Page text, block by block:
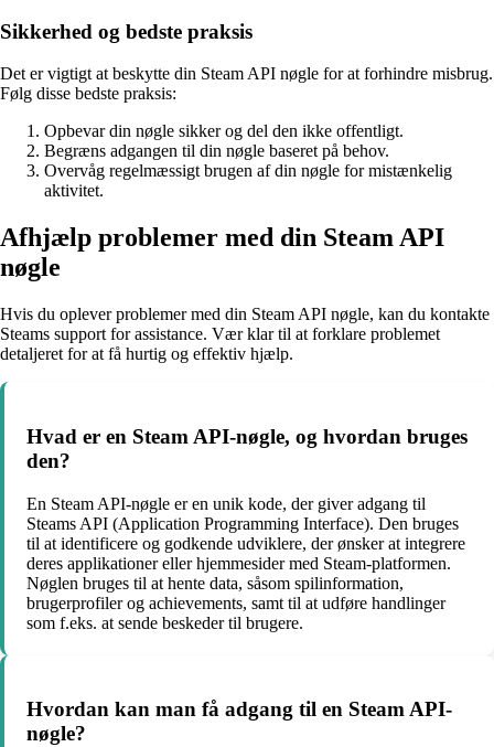
Sikkerhed og bedste praksis
Det er vigtigt at beskytte din Steam API nøgle for at forhindre misbrug.
Følg disse bedste praksis:
Opbevar din nøgle sikker og del den ikke offentligt.
Begræns adgangen til din nøgle baseret på behov.
Overvåg regelmæssigt brugen af din nøgle for mistænkelig
aktivitet.
Afhjælp problemer med din Steam API
nøgle
Hvis du oplever problemer med din Steam API nøgle, kan du kontakte
Steams support for assistance. Vær klar til at forklare problemet
detaljeret for at få hurtig og effektiv hjælp.
Hvad er en Steam API-nøgle, og hvordan bruges
den?
En Steam API-nøgle er en unik kode, der giver adgang til
Steams API (Application Programming Interface). Den bruges
til at identificere og godkende udviklere, der ønsker at integrere
deres applikationer eller hjemmesider med Steam-platformen.
Nøglen bruges til at hente data, såsom spilinformation,
brugerprofiler og achievements, samt til at udføre handlinger
som f.eks. at sende beskeder til brugere.
Hvordan kan man få adgang til en Steam API-
nøgle?